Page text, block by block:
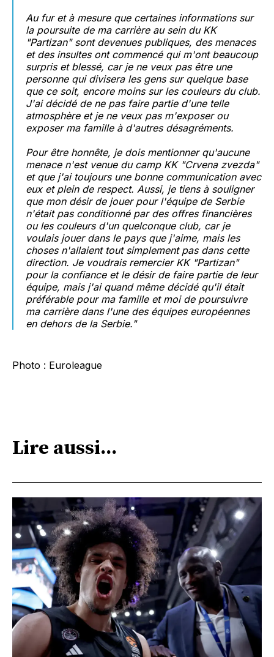
Au fur et à mesure que certaines informations sur
la poursuite de ma carrière au sein du KK
"Partizan" sont devenues publiques, des menaces
et des insultes ont commencé qui m'ont beaucoup
surpris et blessé, car je ne veux pas être une
personne qui divisera les gens sur quelque base
que ce soit, encore moins sur les couleurs du club.
J'ai décidé de ne pas faire partie d'une telle
atmosphère et je ne veux pas m'exposer ou
exposer ma famille à d'autres désagréments.
Pour être honnête, je dois mentionner qu'aucune
menace n'est venue du camp KK "Crvena zvezda"
et que j'ai toujours une bonne communication avec
eux et plein de respect. Aussi, je tiens à souligner
que mon désir de jouer pour l'équipe de Serbie
n'était pas conditionné par des offres financières
ou les couleurs d'un quelconque club, car je
voulais jouer dans le pays que j'aime, mais les
choses n'allaient tout simplement pas dans cette
direction. Je voudrais remercier KK "Partizan"
pour la confiance et le désir de faire partie de leur
équipe, mais j'ai quand même décidé qu'il était
préférable pour ma famille et moi de poursuivre
ma carrière dans l'une des équipes européennes
en dehors de la Serbie."
Photo : Euroleague
Lire aussi...